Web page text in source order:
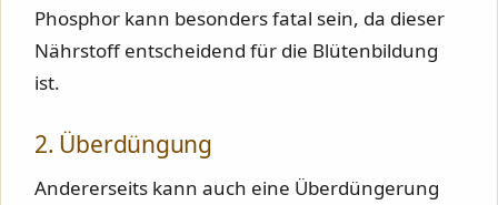
Phosphor kann besonders fatal sein, da dieser
Nährstoff entscheidend für die Blütenbildung
ist.
2. Überdüngung
Andererseits kann auch eine Überdüngerung